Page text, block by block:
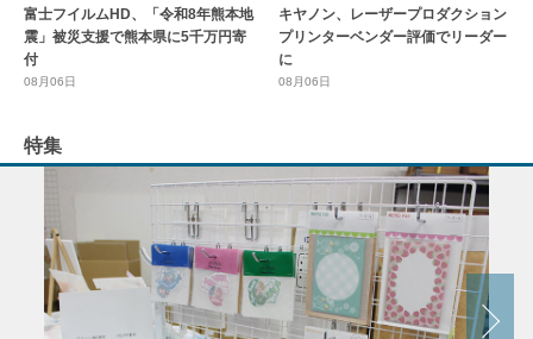
富士フイルムHD、「令和8年熊本地
震」被災支援で熊本県に5千万円寄
付
08月06日
キヤノン、レーザープロダクション
プリンターベンダー評価でリーダー
に
08月06日
特集